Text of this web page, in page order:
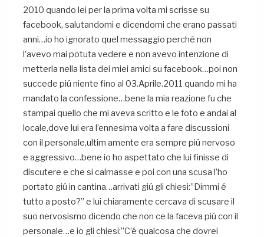
2010 quando lei per la prima volta mi scrisse su
facebook, salutandomi e dicendomi che erano passati
anni…io ho ignorato quel messaggio perché non
l’avevo mai potuta vedere e non avevo intenzione di
metterla nella lista dei miei amici su facebook…poi non
succede piú niente fino al 03.Aprile.2011 quando mi ha
mandato la confessione…bene la mia reazione fu che
stampai quello che mi aveva scritto e le foto e andai al
locale,dove lui era l’ennesima volta a fare discussioni
con il personale,ultim amente era sempre piú nervoso
e aggressivo…bene io ho aspettato che lui finisse di
discutere e che si calmasse e poi con una scusa l’ho
portato giú in cantina…arrivati giú gli chiesi:”Dimmi é
tutto a posto?” e lui chiaramente cercava di scusare il
suo nervosismo dicendo che non ce la faceva piú con il
personale…e io gli chiesi:”C’é qualcosa che dovrei